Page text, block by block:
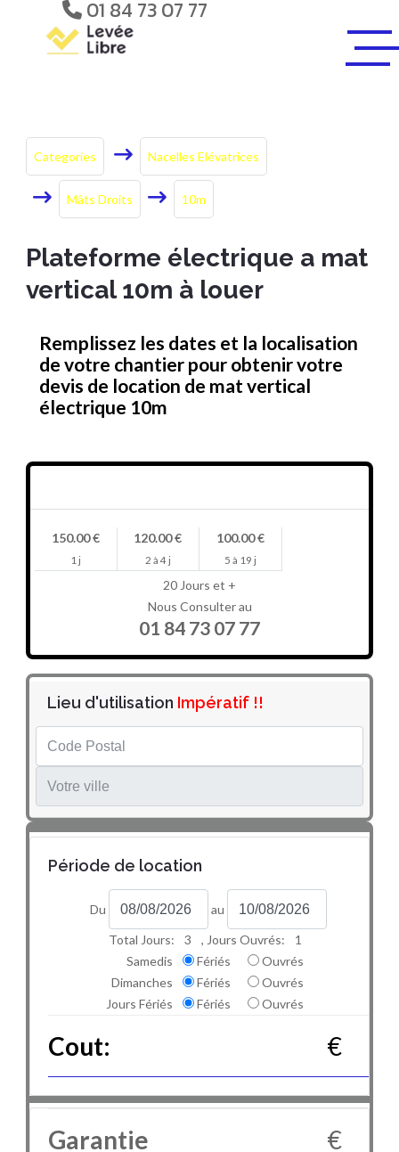
01 84 73 07 77
Categories Nacelles Elévatrices
Mâts Droits 10m
Plateforme électrique a mat
vertical 10m à louer
Remplissez les dates et la localisation
de votre chantier pour obtenir votre
devis de location de mat vertical
électrique 10m
150.00 €
1 j
120.00 €
2 à 4 j
100.00 €
5 à 19 j
20 Jours et +
Nous Consulter au
01 84 73 07 77
Lieu d'utilisation Impératif !!
Période de location
Du au
Total Jours: 3 , Jours Ouvrés:
1
Samedis
Fériés
Ouvrés
Dimanches
Fériés
Ouvrés
Jours Fériés
Fériés Ouvrés
Cout: €
Garantie €